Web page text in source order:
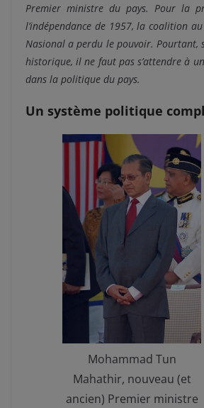
Premier ministre du pays. Pour la
l’indépendance de 1957, la coalition
Nasional a perdu le pouvoir. Pourtant,
historique, il ne faut pas s’attendre à
dans la politique du pays.
Un système politique
Mohammad Tun
Mahathir, nouveau (et
ancien) Premier ministre